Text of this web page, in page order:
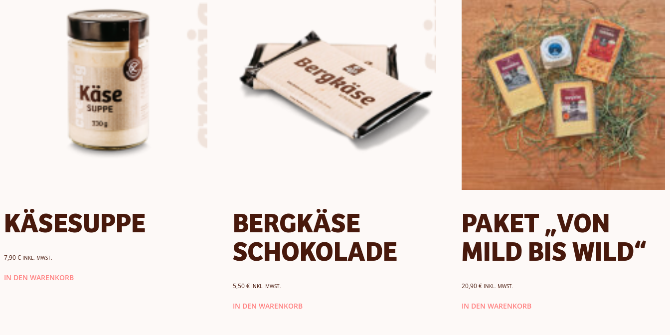
KÄSESUPPE
7,90€ INKL. MWST.
IN DEN WARENKORB
BERGKÄSE
SCHOKOLADE
5,50€ INKL. MWST.
IN DEN WARENKORB
PAKET „VON
MILD BIS WILD“
20,90€ INKL. MWST.
IN DEN WARENKORB